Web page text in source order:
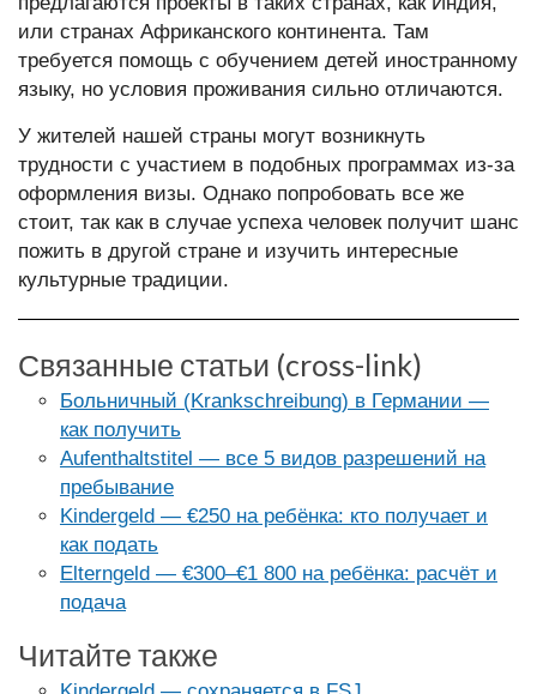
или странах Африканского континента. Там
требуется помощь с обучением детей иностранному
языку, но условия проживания сильно отличаются.
У жителей нашей страны могут возникнуть
трудности с участием в подобных программах из-за
оформления визы. Однако попробовать все же
стоит, так как в случае успеха человек получит шанс
пожить в другой стране и изучить интересные
культурные традиции.
Связанные статьи (cross-link)
Больничный (Krankschreibung) в Германии —
как получить
Aufenthaltstitel — все 5 видов разрешений на
пребывание
Kindergeld — €250 на ребёнка: кто получает и
как подать
Elterngeld — €300–€1 800 на ребёнка: расчёт и
подача
Читайте также